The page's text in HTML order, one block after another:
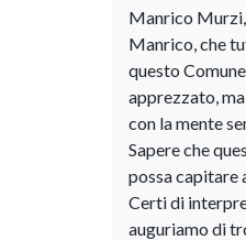
Manrico Murzi,
Manrico, che
questo
apprezzato,
con la mente
Sapere che
possa capitare
Certi di
auguriamo di